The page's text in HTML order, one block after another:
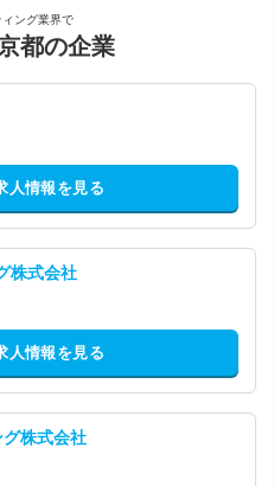
ィング業界で
都の企業
人情報を見る
株式会社
人情報を見る
株式会社